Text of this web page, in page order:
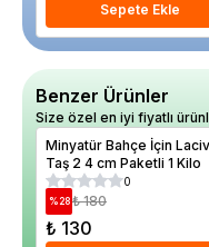
Sepete Ekle
Benzer Ürünler
Size özel en iyi fiyatlı
Minyatür Bahçe İçin
Taş 2 4 cm Paketli 1 Kilo
0
%28 ₺ 180
₺ 130